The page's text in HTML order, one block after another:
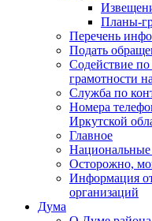
Планы-
Перечень
Подать
Содействие
грамотности
Служба по
Номера
Иркутской
Главное
Осторожно,
Информация
организаций
Дума